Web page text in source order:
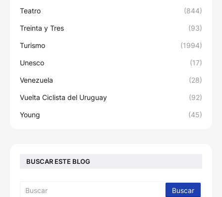
Teatro (844)
Treinta y Tres (93)
Turismo (1994)
Unesco (17)
Venezuela (28)
Vuelta Ciclista del Uruguay (92)
Young (45)
BUSCAR ESTE BLOG